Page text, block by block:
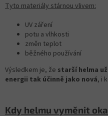
Tyto materiály stárnou vlivem:
UV záření
potu a vlhkosti
změn teplot
běžného používání
Výsledkem je, že starší helma
energii tak účinně jako nová, i
Kdy helmu vyměnit